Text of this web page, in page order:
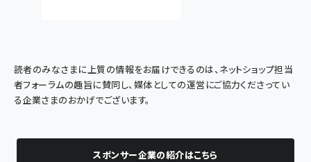
読者のみなさまに上質の情報をお届けできるのは、ネットショップ担当
者フォーラムの趣旨に賛同し、媒体としての運営にご協力くださってい
る企業さまのおかげでございます。
スポンサー企業の紹介はこちら